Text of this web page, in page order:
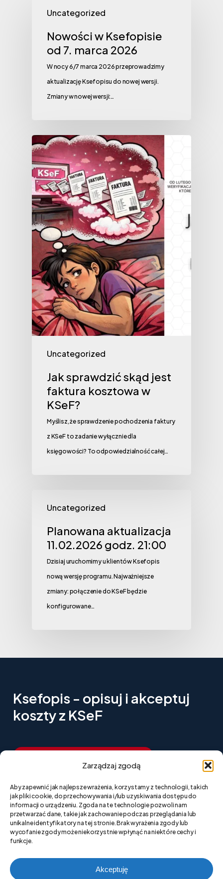
Zarządzaj zgodą
Aby zapewnić jak najlepsze wrażenia, korzystamy z technologii, takich
jak pliki cookie, do przechowywania i/lub uzyskiwania dostępu do
informacji o urządzeniu. Zgoda na te technologie pozwoli nam
przetwarzać dane, takie jak zachowanie podczas przeglądania lub
unikalne identyfikatory na tej stronie. Brak wyrażenia zgody lub
wycofanie zgody może niekorzystnie wpłynąć na niektóre cechy i
funkcje.
Akceptuję
Uncategorized
Nowości w Ksefopisie
od 7. marca 2026
W nocy 6/7 marca 2026 przeprowadzimy
aktualizację Ksefopisu do nowej wersji.
Zmiany w nowej wersji:…
Uncategorized
Jak sprawdzić skąd jest
faktura kosztowa w
KSeF?
Myślisz, że sprawdzenie pochodzenia faktury
z KSeF to zadanie wyłącznie dla
księgowości? To odpowiedzialność całej…
Uncategorized
Planowana aktualizacja
11.02.2026 godz. 21:00
Dzisiaj uruchomimy u klientów Ksefopis
nową wersję programu. Najważniejsze
zmiany: połączenie do KSeF będzie
konfigurowane…
Ksefopis - opisuj i akceptuj
koszty z KSeF
Napiszdonas
Polityka prywatności strony
Polityka plików cookies (EU)